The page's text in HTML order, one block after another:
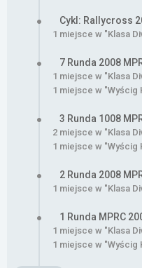
Cykl: Rallycross
1 miejsce w "Klasa
7 Runda 2008
1 miejsce w "Klasa
1 miejsce w "Wyścig
3 Runda 1008
2 miejsce w "Klasa
1 miejsce w "Wyścig
2 Runda 2008
1 miejsce w "Klasa
1 Runda MPRC
1 miejsce w "Klasa
1 miejsce w "Wyścig